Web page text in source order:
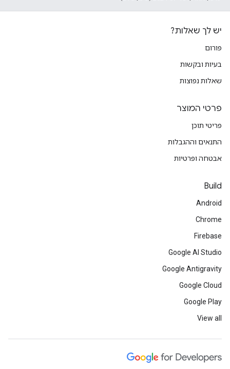
יש לך שאלות?
פורום
בעיות ובקשות
שאלות נפוצות
פרטי המוצר
פריטי תוכן
התנאים וההגבלות
אבטחה ופרטיות
Build
Android
Chrome
Firebase
Google AI Studio
Google Antigravity
Google Cloud
Google Play
View all